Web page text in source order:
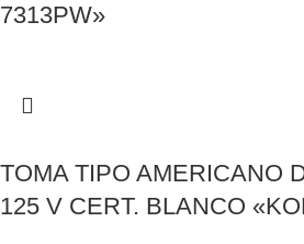
7313PW»
TOMA TIPO AMERICANO
125 V CERT. BLANCO